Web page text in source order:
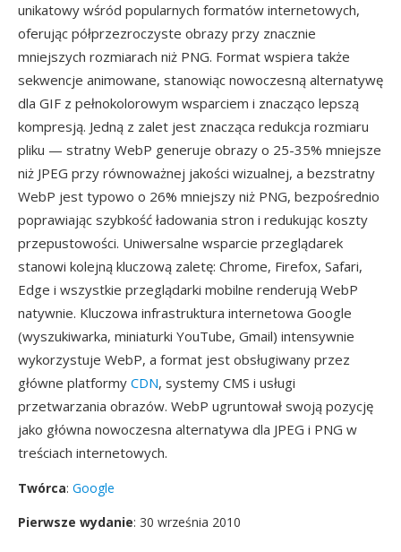
unikatowy wśród popularnych formatów internetowych,
oferując półprzezroczyste obrazy przy znacznie
mniejszych rozmiarach niż PNG. Format wspiera także
sekwencje animowane, stanowiąc nowoczesną alternatywę
dla GIF z pełnokolorowym wsparciem i znacząco lepszą
kompresją. Jedną z zalet jest znacząca redukcja rozmiaru
pliku — stratny WebP generuje obrazy o 25-35% mniejsze
niż JPEG przy równoważnej jakości wizualnej, a bezstratny
WebP jest typowo o 26% mniejszy niż PNG, bezpośrednio
poprawiając szybkość ładowania stron i redukując koszty
przepustowości. Uniwersalne wsparcie przeglądarek
stanowi kolejną kluczową zaletę: Chrome, Firefox, Safari,
Edge i wszystkie przeglądarki mobilne renderują WebP
natywnie. Kluczowa infrastruktura internetowa Google
(wyszukiwarka, miniaturki YouTube, Gmail) intensywnie
wykorzystuje WebP, a format jest obsługiwany przez
główne platformy CDN, systemy CMS i usługi
przetwarzania obrazów. WebP ugruntował swoją pozycję
jako główna nowoczesna alternatywa dla JPEG i PNG w
treściach internetowych.
Twórca: Google
Pierwsze wydanie: 30 września 2010